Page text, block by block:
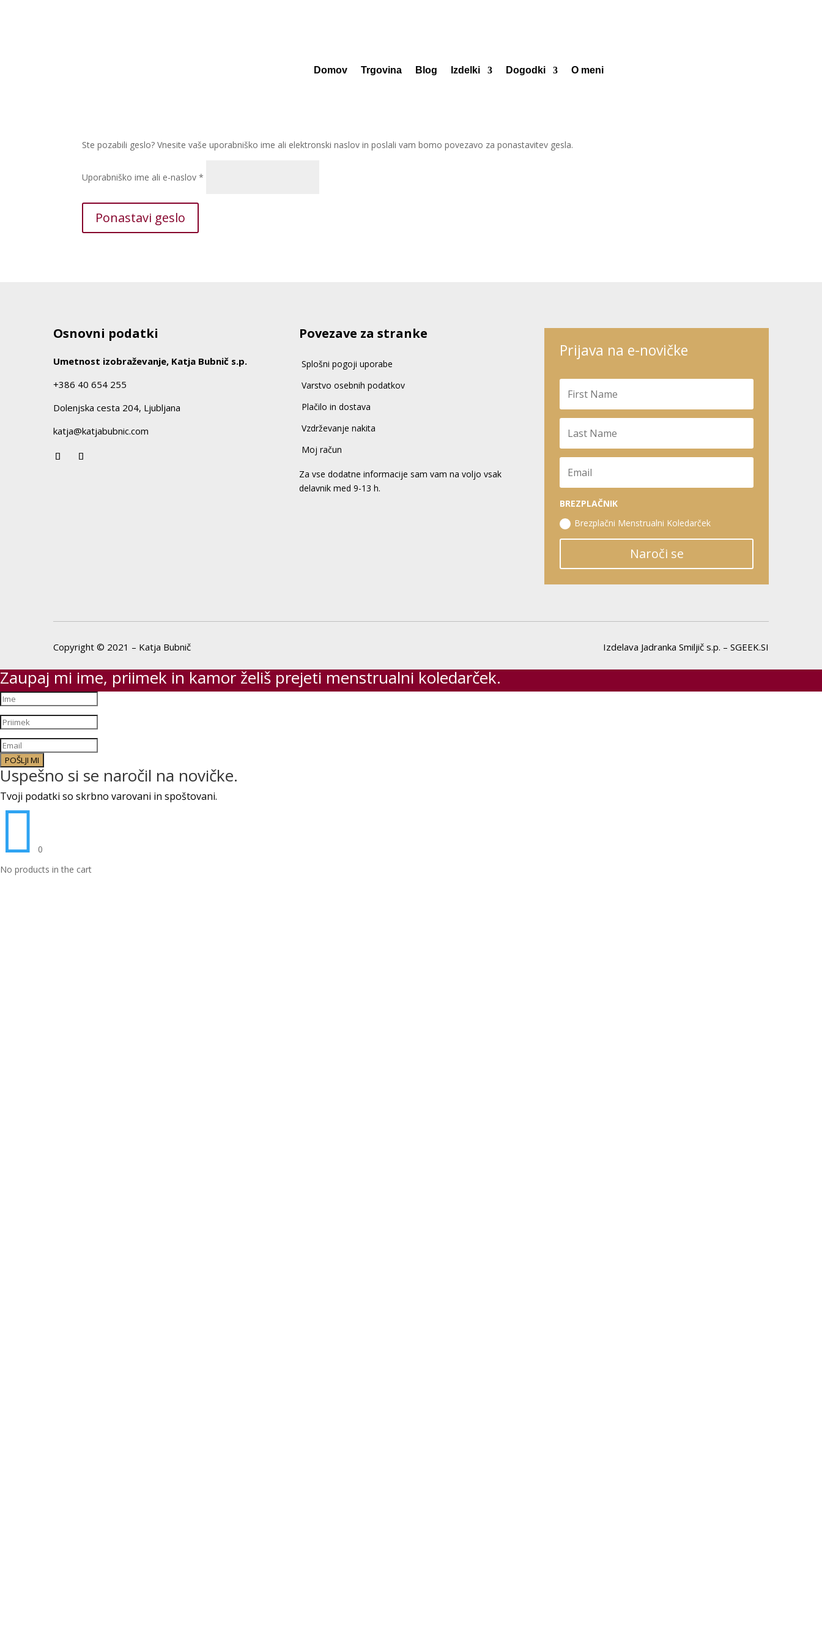
Domov Trgovina Blog Izdelki Dogodki O meni
Ste pozabili geslo? Vnesite vaše uporabniško ime ali elektronski naslov in poslali vam bomo povezavo za ponastavitev gesla.
Uporabniško ime ali e-naslov*
Ponastavi geslo
Osnovni podatki
Umetnost izobraževanje, Katja Bubnič s.p.
+386 40 654 255
Dolenjska cesta 204, Ljubljana
katja@katjabubnic.com
Povezave za stranke
Splošni pogoji uporabe
Varstvo osebnih podatkov
Plačilo in dostava
Vzdrževanje nakita
Moj račun
Za vse dodatne informacije sam vam na voljo vsak
delavnik med 9-13 h.
Prijava na e-novičke
BREZPLAČNIK
Brezplačni Menstrualni Koledarček
Naroči se
Copyright © 2021 – Katja Bubnič Izdelava Jadranka Smiljič s.p. – SGEEK.SI
Zaupaj mi ime, priimek in kamor želiš prejeti menstrualni koledarček.
POŠLJI MI
Uspešno si se naročil na novičke.
Tvoji podatki so skrbno varovani in spoštovani.

0
No products in the cart